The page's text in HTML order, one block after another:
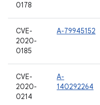
0178
CVE-
2020-
0185
A-79945152
CVE-
2020-
0214
A-
140292264